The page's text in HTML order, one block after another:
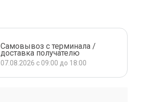
Самовывоз с терминала /
доставка получателю
07.08.2026 с 09:00 до 18:00